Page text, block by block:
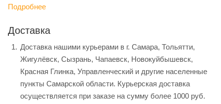
Подробнее
Доставка
Доставка нашими курьерами в г. Самара, Тольятти,
Жигулёвск, Сызрань, Чапаевск, Новокуйбышевск,
Красная Глинка, Управленческий и другие населенные
пункты Самарской области. Курьерская доставка
осуществляется при заказе на сумму более 1000 руб.